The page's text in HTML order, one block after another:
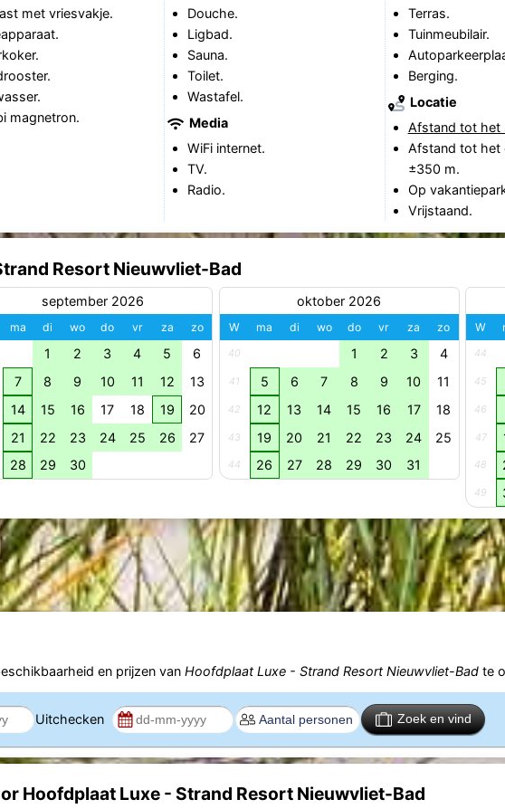
met vriesvakje.
magnetron.
Douche.
Ligbad.
Sauna.
Toilet.
Wastafel.
Media
WiFi internet.
TV.
Radio.
Terras.
Tuinmeubilair.
Berging.
Locatie
Afstand tot het
Afstand tot het
±350 m.
Op
Vrijstaand.
Resort Nieuwvliet-Bad
september 2026
ma di wo do vr za zo
1 2 3 4 5 6
7 8 9 10 11 12 13
14 15 16 17 18 19 20
21 22 23 24 25 26 27
28 29 30
oktober 2026
W ma di wo do vr za zo
40 1 2 3 4
41 5 6 7 8 9 10 11
42 12 13 14 15 16 17 18
43 19 20 21 22 23 24 25
44 26 27 28 29 30 31
W
44
45
46
47
48
49
en prijzen van Hoofdplaat Luxe - Strand Resort Nieuwvliet-Badte
Uitchecken Zoek en vind
Hoofdplaat Luxe - Strand Resort Nieuwvliet-Bad